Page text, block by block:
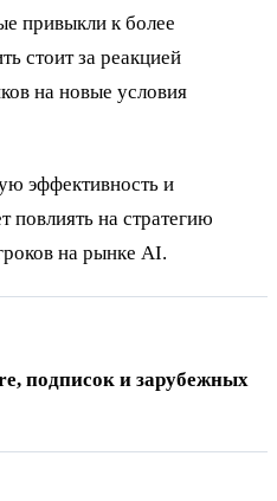
привыкли к более
стоит за реакцией
на новые условия
эффективность и
повлиять на стратегию
на рынке AI.
подписок и зарубежных